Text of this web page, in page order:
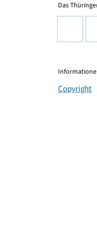
Das
Copyright